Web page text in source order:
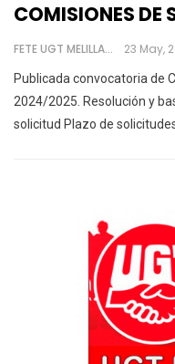
COMISIONES
FETE UGT MELILLA 23 May,
Publicada convocatoria de
2024/2025. Resolución y
solicitud Plazo de